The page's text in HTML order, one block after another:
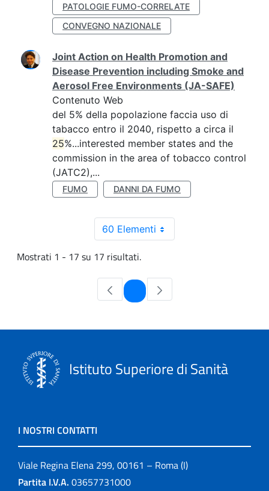
PATOLOGIE FUMO-CORRELATE
CONVEGNO NAZIONALE
Joint Action on Health Promotion and
Disease Prevention including Smoke and
Aerosol Free Environments (JA-SAFE)
Contenuto Web
del 5% della popolazione faccia uso di
tabacco entro il 2040, rispetto a circa il
25%...interested member states and the
commission in the area of tobacco control
(JATC2),...
FUMO DANNI DA FUMO
60 Elementi
Mostrati 1 - 17 su 17 risultati.
Pagina
Istituto Superiore di Sanità
I NOSTRI CONTATTI
Viale Regina Elena 299, 00161 – Roma (I)
Partita I.V.A. 03657731000